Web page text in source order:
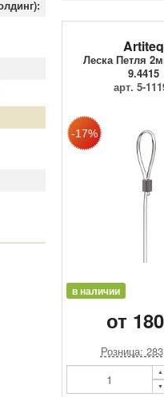
Artiteq
Леска Петля
9.4415
арт. 5-
в наличии
от
Розница: